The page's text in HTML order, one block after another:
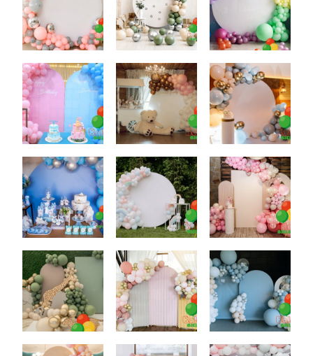
Okazje
Kontakt